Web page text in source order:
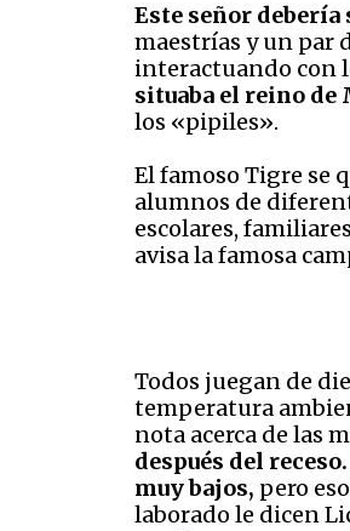
Este señor
maestrías y un par
interactuando con
situaba el reino de
los «pipiles».
El famoso Tigre se
alumnos de
escolares,
avisa la famosa
Todos juegan de
temperatura
nota acerca de las
después del
muy bajos, pero
laborado le dicen